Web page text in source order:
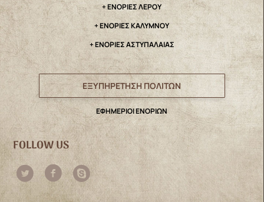
+ ΕΝΟΡΙΕΣ ΛΕΡΟΥ
+ ΕΝΟΡΙΕΣ ΚΑΛΥΜΝΟΥ
+ ΕΝΟΡΙΕΣ ΑΣΤΥΠΑΛΑΙΑΣ
ΕΞΥΠΗΡΕΤΗΣΗ ΠΟΛΙΤΩΝ
ΕΦΗΜΕΡΙΟΙ ΕΝΟΡΙΩΝ
FOLLOW US